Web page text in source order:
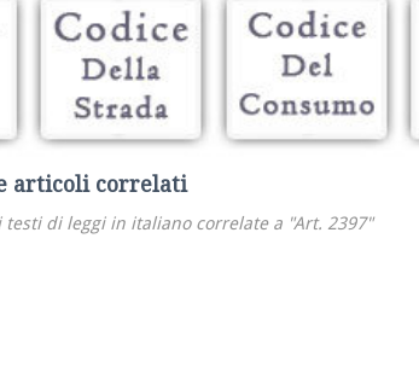
articoli correlati
testi di leggi in italiano correlate a "Art. 2397"